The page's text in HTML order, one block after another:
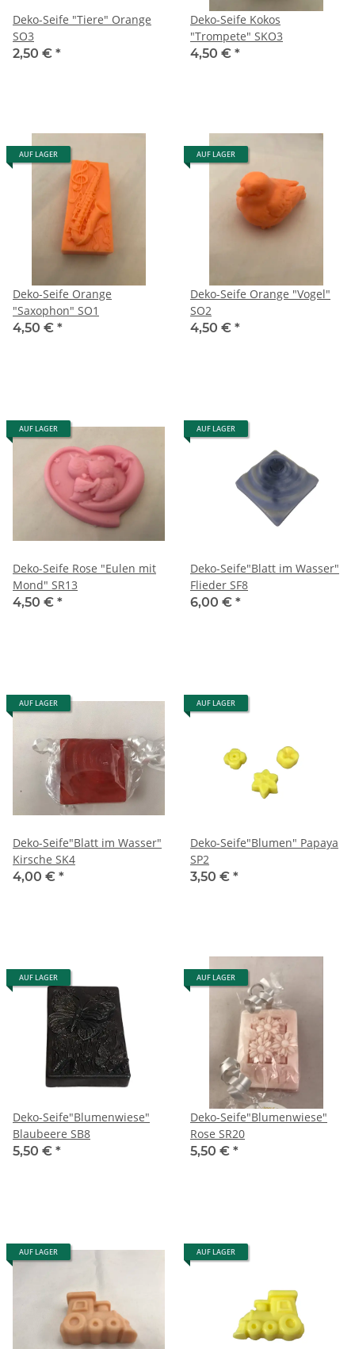
Deko-Seife "Tiere" Orange
SO3
2,50 € *
Deko-Seife Kokos
"Trompete" SKO3
4,50 € *
AUF LAGER
Deko-Seife Orange
"Saxophon" SO1
4,50 € *
AUF LAGER
Deko-Seife Orange "Vogel"
SO2
4,50 € *
AUF LAGER
Deko-Seife Rose "Eulen mit
Mond" SR13
4,50 € *
AUF LAGER
Deko-Seife"Blatt im Wasser"
Flieder SF8
6,00 € *
AUF LAGER
Deko-Seife"Blatt im Wasser"
Kirsche SK4
4,00 € *
AUF LAGER
Deko-Seife"Blumen" Papaya
SP2
3,50 € *
AUF LAGER
Deko-Seife"Blumenwiese"
Blaubeere SB8
5,50 € *
AUF LAGER
Deko-Seife"Blumenwiese"
Rose SR20
5,50 € *
AUF LAGER AUF LAGER